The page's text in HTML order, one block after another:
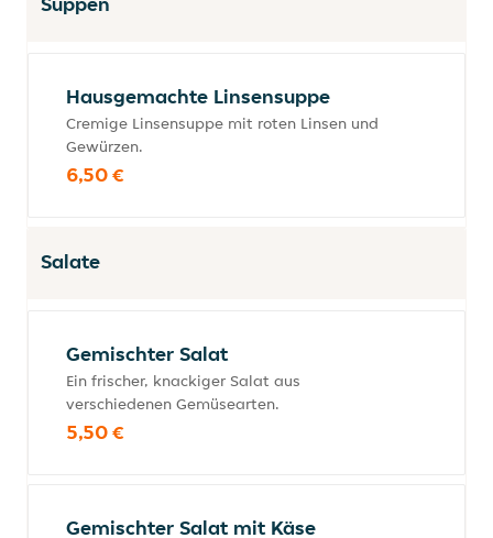
Hausgemachte Linsensuppe
Cremige Linsensuppe mit roten Linsen und
Gewürzen.
6,50 €
Salate
Gemischter Salat
Ein frischer, knackiger Salat aus
verschiedenen Gemüsearten.
5,50 €
Gemischter Salat mit Käse